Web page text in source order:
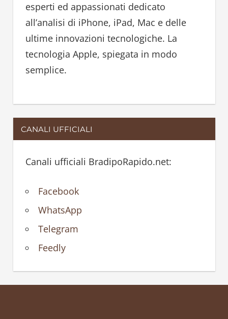
esperti ed appassionati dedicato
all’analisi di iPhone, iPad, Mac e delle
ultime innovazioni tecnologiche. La
tecnologia Apple, spiegata in modo
semplice.
CANALI UFFICIALI
Canali ufficiali BradipoRapido.net:
Facebook
WhatsApp
Telegram
Feedly